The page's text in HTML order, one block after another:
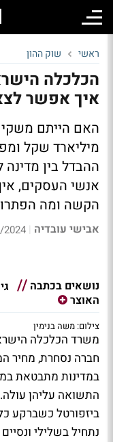
ראשי שוק ההון
הכלכלה
איך אפשר
ההבדל בין
אנשי העסקים,
הקשה ומה
אבישי עובדיה |
08:39
נושאים בכתבה
האוצר
צילום: משה בנימין
משרד הכלכלה
חברה נסחרת, מחיר
במדינות מתבטאת
התשואה עליהן
ביזפורטל כשברקע
נתחיל בשלילי